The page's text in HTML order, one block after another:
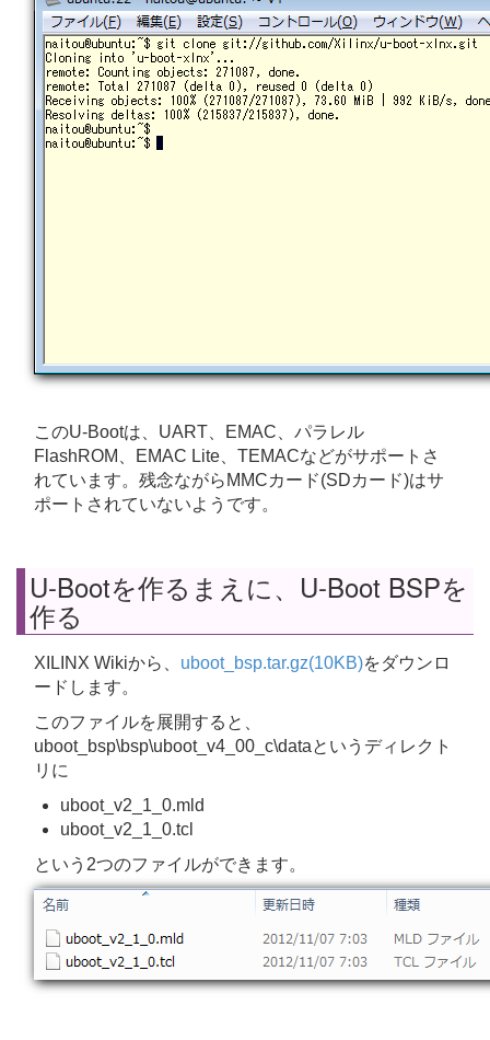
このU-Bootは、UART、EMAC、パラレル
FlashROM、EMAC Lite、TEMACなどがサポートさ
れています。残念ながらMMCカード(SDカード)はサ
ポートされていないようです。
U-Bootを作るまえに、U-Boot BSPを
作る
XILINX Wikiから、 uboot_bsp.tar.gz(10KB)をダウンロ
ードします。
このファイルを展開すると、
uboot_bsp\bsp\uboot_v4_00_c\dataというディレクト
リに
uboot_v2_1_0.mld
uboot_v2_1_0.tcl
という2つのファイルができます。